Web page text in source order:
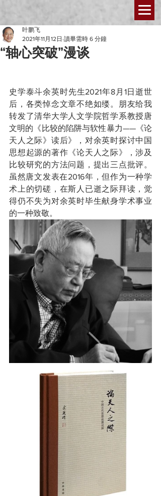
“轴心突破”漫谈
叶鹏飞
2021年11月12日 讀畢需時 6 分鐘
史学泰斗余英时先生2021年8月1日逝世
后，各类悼念文章不绝如缕。朋友给我
转发了清华大学人文学院哲学系教授唐
文明的《比较的陷阱与软性暴力——《论
天人之际》读后》，对余英时探讨中国
思想起源的著作《论天人之际》，涉及
比较研究的方法问题，提出三点批评。
虽然唐文发表在2016年，但作为一种学
术上的切磋，在斯人已逝之际拜读，觉
得仍不失为对余英时毕生献身学术事业
的一种致敬。